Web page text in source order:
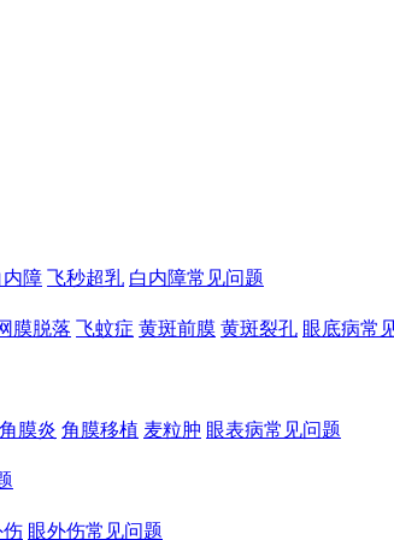
障 飞秒超乳 白内障常见问题
膜脱落 飞蚊症 黄斑前膜 黄斑裂孔 眼底病常
角膜炎 角膜移植 麦粒肿 眼表病常见问题
伤 眼外伤常见问题